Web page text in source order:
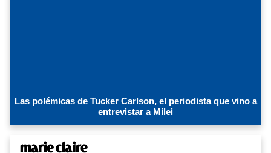
Las polémicas de Tucker Carlson, el periodista que vino a
entrevistar a Milei